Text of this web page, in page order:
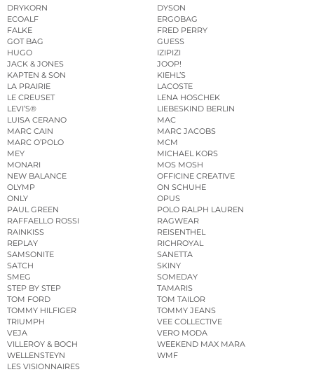
DRYKORN
DYSON
ECOALF
ERGOBAG
FALKE
FRED PERRY
GOT BAG
GUESS
HUGO
IZIPIZI
JACK & JONES
JOOP!
KAPTEN & SON
KIEHL’S
LA PRAIRIE
LACOSTE
LE CREUSET
LENA HOSCHEK
LEVI’S®
LIEBESKIND BERLIN
LUISA CERANO
MAC
MARC CAIN
MARC JACOBS
MARC O’POLO
MCM
MEY
MICHAEL KORS
MONARI
MOS MOSH
NEW BALANCE
OFFICINE CREATIVE
OLYMP
ON SCHUHE
ONLY
OPUS
PAUL GREEN
POLO RALPH LAUREN
RAFFAELLO ROSSI
RAGWEAR
RAINKISS
REISENTHEL
REPLAY
RICHROYAL
SAMSONITE
SANETTA
SATCH
SKINY
SMEG
SOMEDAY
STEP BY STEP
TAMARIS
TOM FORD
TOM TAILOR
TOMMY HILFIGER
TOMMY JEANS
TRIUMPH
VEE COLLECTIVE
VEJA
VERO MODA
VILLEROY & BOCH
WEEKEND MAX MARA
WELLENSTEYN
WMF
LES VISIONNAIRES